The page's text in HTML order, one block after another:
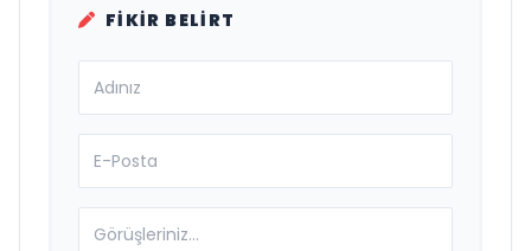
FIKIR BELIRT